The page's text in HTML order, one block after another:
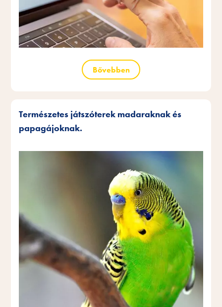
Bővebben
Természetes játszóterek madaraknak és
papagájoknak.